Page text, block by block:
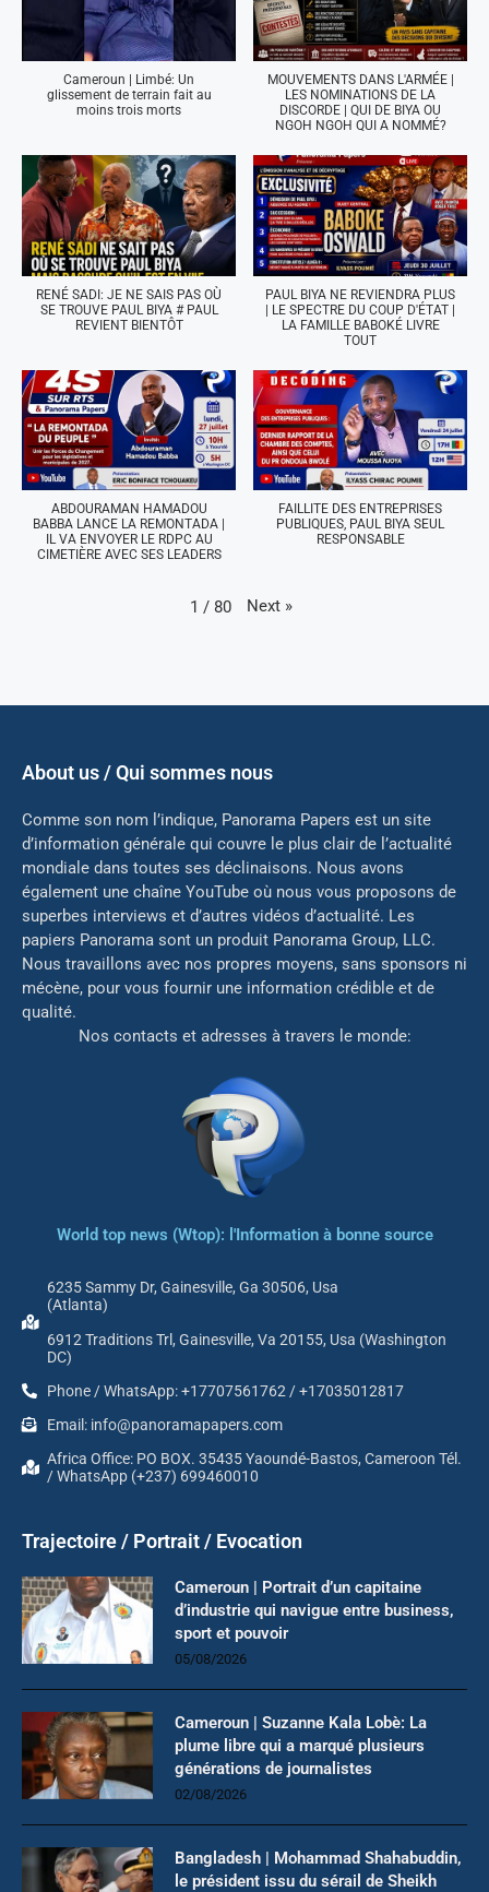
Cameroun | Limbé: Un
glissement de terrain fait au
moins trois morts
MOUVEMENTS DANS L'ARMÉE |
LES NOMINATIONS DE LA
DISCORDE | QUI DE BIYA OU
NGOH NGOH QUI A NOMMÉ?
RENÉ SADI: JE NE SAIS PAS OÙ
SE TROUVE PAUL BIYA # PAUL
REVIENT BIENTÔT
PAUL BIYA NE REVIENDRA PLUS
| LE SPECTRE DU COUP D'ÉTAT |
LA FAMILLE BABOKÉ LIVRE
TOUT
ABDOURAMAN HAMADOU
BABBA LANCE LA REMONTADA |
IL VA ENVOYER LE RDPC AU
CIMETIÈRE AVEC SES LEADERS
FAILLITE DES ENTREPRISES
PUBLIQUES, PAUL BIYA SEUL
RESPONSABLE
1 / 80 Next »
About us / Qui sommes nous
Comme son nom l’indique, Panorama Papers est un site
d’information générale qui couvre le plus clair de l’actualité
mondiale dans toutes ses déclinaisons. Nous avons
également une chaîne YouTube où nous vous proposons de
superbes interviews et d’autres vidéos d’actualité. Les
papiers Panorama sont un produit Panorama Group, LLC.
Nous travaillons avec nos propres moyens, sans sponsors ni
mécène, pour vous fournir une information crédible et de
qualité.
Nos contacts et adresses à travers le monde:
World top news (Wtop): l'Information à bonne source
6235 Sammy Dr, Gainesville, Ga 30506, Usa
(Atlanta)
6912 Traditions Trl, Gainesville, Va 20155, Usa (Washington
DC)
Phone / WhatsApp: +17707561762 / +17035012817
Email: info@panoramapapers.com
Africa Office: PO BOX. 35435 Yaoundé-Bastos, Cameroon Tél.
/ WhatsApp (+237) 699460010
Trajectoire / Portrait / Evocation
Cameroun | Portrait d’un capitaine
d’industrie qui navigue entre business,
sport et pouvoir
05/08/2026
Cameroun | Suzanne Kala Lobè: La
plume libre qui a marqué plusieurs
générations de journalistes
02/08/2026
Bangladesh | Mohammad Shahabuddin,
le président issu du sérail de Sheikh